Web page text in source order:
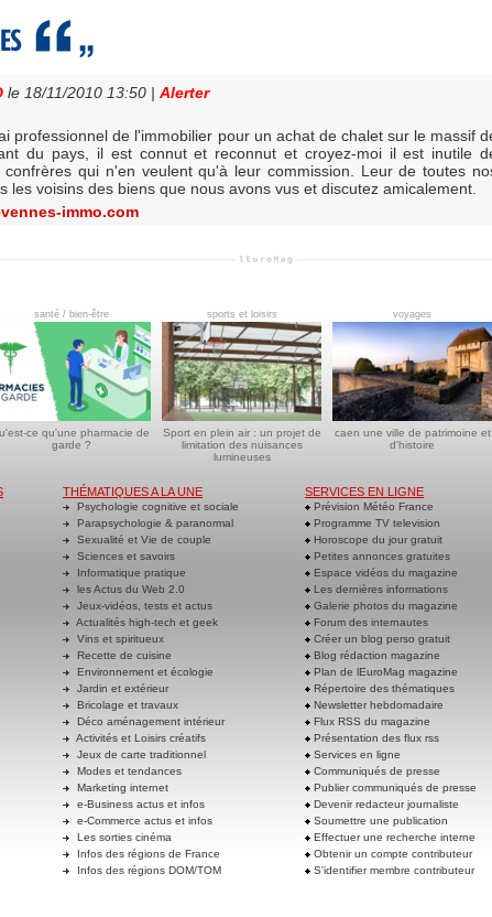
le 18/11/2010 13:50 | Alerter
professionnel de l'immobilier pour un achat de chalet sur le massif
du pays, il est connut et reconnut et croyez-moi il est inutile
confrères qui n'en veulent qu'à leur commission. Leur de toutes
les voisins des biens que nous avons vus et discutez amicalement.
immo.com
santé / bien-être
ce qu'une pharmacie de
garde ?
sports et loisirs
Sport en plein air : un projet de
limitation des nuisances
lumineuses
voyages
caen une ville de patrimoine et
d'histoire
THÉMATIQUES A LA UNE
Psychologie cognitive et sociale
Parapsychologie & paranormal
Sexualité et Vie de couple
Sciences et savoirs
Informatique pratique
les Actus du Web 2.0
Jeux-vidéos, tests et actus
Actualités high-tech et geek
Vins et spiritueux
Recette de cuisine
Environnement et écologie
Jardin et extérieur
Bricolage et travaux
Déco aménagement intérieur
Activités et Loisirs créatifs
Jeux de carte traditionnel
Modes et tendances
Marketing internet
e-Business actus et infos
e-Commerce actus et infos
Les sorties cinéma
Infos des régions de France
Infos des régions DOM/TOM
SERVICES EN LIGNE
Prévision Météo France
Programme TV television
Horoscope du jour gratuit
Petites annonces gratuites
Espace vidéos du magazine
Les dernières informations
Galerie photos du magazine
Forum des internautes
Créer un blog perso gratuit
Blog rédaction magazine
Plan de lEuroMag magazine
Répertoire des thématiques
Newsletter hebdomadaire
Flux RSS du magazine
Présentation des flux rss
Services en ligne
Communiqués de presse
Publier communiqués de presse
Devenir redacteur journaliste
Soumettre une publication
Effectuer une recherche interne
Obtenir un compte contributeur
S'identifier membre contributeur